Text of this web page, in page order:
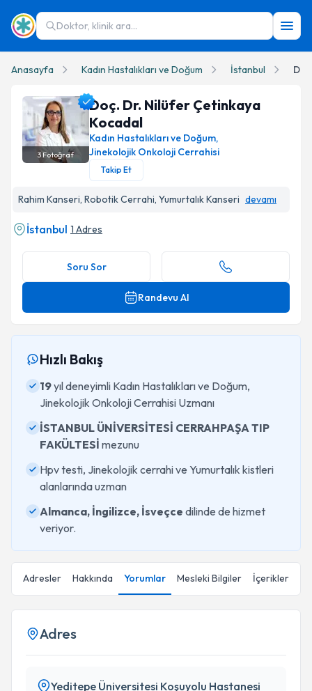
Doktor, klinik ara...
Anasayfa Kadın Hastalıkları ve Doğum İstanbul
Doç. Dr. Nilüfer Çetinkaya Kocadal Profil Fotoğrafı
3Fotoğraf
Doç. Dr. Nilüfer Çetinkaya
Kocadal
Kadın Hastalıkları ve Doğum,
Jinekolojik Onkoloji Cerrahisi
Takip Et
Rahim Kanseri, Robotik Cerrahi, Yumurtalık Kanseri devamı
İstanbul 1 Adres
Soru Sor
Randevu Al
Hızlı Bakış
19yıl deneyimli Kadın Hastalıkları ve Doğum,
Jinekolojik Onkoloji Cerrahisi Uzmanı
İSTANBUL ÜNİVERSİTESİ CERRAHPAŞA TIP
FAKÜLTESİ mezunu
Hpv testi, Jinekolojik cerrahi ve Yumurtalık kistleri
alanlarında uzman
Almanca, İngilizce, İsveçce dilinde de hizmet
veriyor.
Adresler Hakkında Yorumlar Mesleki Bilgiler İçerikler
Adres
Yeditepe Üniversitesi Koşuyolu Hastanesi